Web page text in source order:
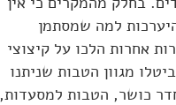
למה שמסתמן
אחרות הלכו על קיצוצי
מגוון הטבות שניתנו
כושר, הטבות למסעדות,